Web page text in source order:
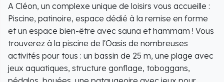
A Cléon, un complexe unique de loisirs vous accueille :
Piscine, patinoire, espace dédié à la remise en forme
et un espace bien-être avec sauna et hammam ! Vous
trouverez à la piscine de l'Oasis de nombreuses
activités pour tous : un bassin de 25 m, une plage avec
jeux aquatiques, structure gonflage, toboggans,